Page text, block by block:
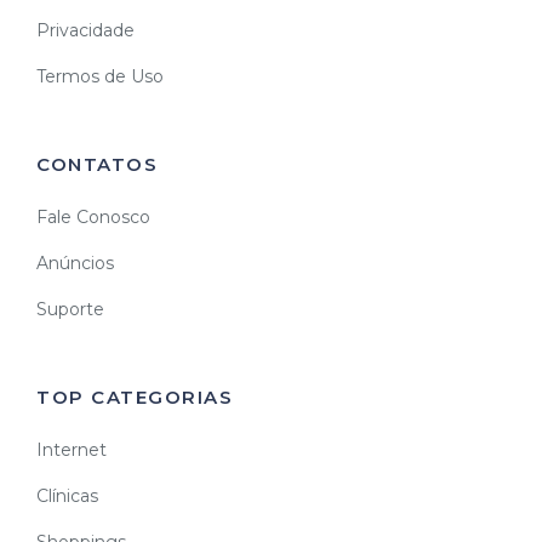
Privacidade
Termos de Uso
CONTATOS
Fale Conosco
Anúncios
Suporte
TOP CATEGORIAS
Internet
Clínicas